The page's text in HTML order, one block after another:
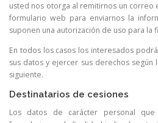
usted nos otorga al remitirnos un correo
formulario web para enviarnos la
suponen una autorización de uso para la
En todos los casos los interesados
sus datos y ejercer sus derechos
siguiente.
Destinatarios de cesiones
Los datos de carácter personal